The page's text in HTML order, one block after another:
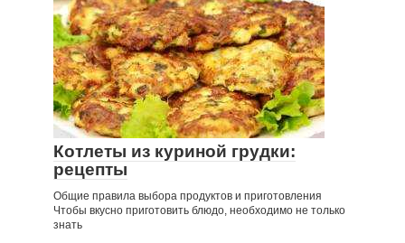
Котлеты из куриной грудки:
рецепты
Общие правила выбора продуктов и приготовления
Чтобы вкусно приготовить блюдо, необходимо не только
знать